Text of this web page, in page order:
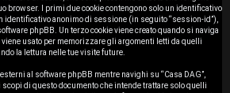
browser. I primi due cookie contengono solo un identificativo
identificativo anonimo di sessione (in seguito “session-id”),
phpBB. Un terzo cookie viene creato quando si naviga
viene usato per memorizzare gli argomenti letti da quelli
la lettura nelle tue visite future.
al software phpBB mentre navighi su “Casa DAG”,
di questo documento che intende trattare solo quelli